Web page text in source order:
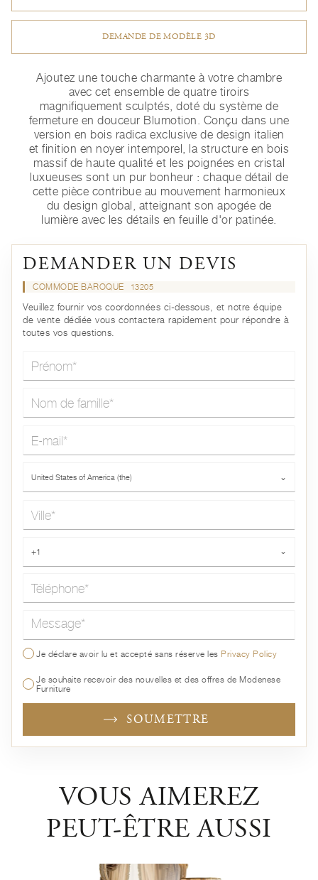
DEMANDE DE MODÈLE 3D
Ajoutez une touche charmante à votre chambre
avec cet ensemble de quatre tiroirs
magnifiquement sculptés, doté du système de
fermeture en douceur Blumotion. Conçu dans une
version en bois radica exclusive de design italien
et finition en noyer intemporel, la structure en bois
massif de haute qualité et les poignées en cristal
luxueuses sont un pur bonheur : chaque détail de
cette pièce contribue au mouvement harmonieux
du design global, atteignant son apogée de
lumière avec les détails en feuille d'or patinée.
DEMANDER UN DEVIS
COMMODE BAROQUE 13205
Veuillez fournir vos coordonnées ci-dessous, et notre équipe
de vente dédiée vous contactera rapidement pour répondre à
toutes vos questions.
United States of America (the) ⌄
+1 ⌄
Message*
Je déclare avoir lu et accepté sans réserve lesPrivacy Policy
Je souhaite recevoir des nouvelles et des offres de Modenese
Furniture
SOUMETTRE
VOUS AIMEREZ
PEUT-ÊTRE AUSSI